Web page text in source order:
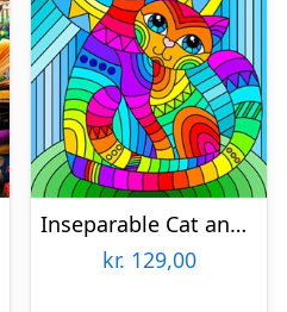
Inseparable Cat and Kitten
kr. 129,00